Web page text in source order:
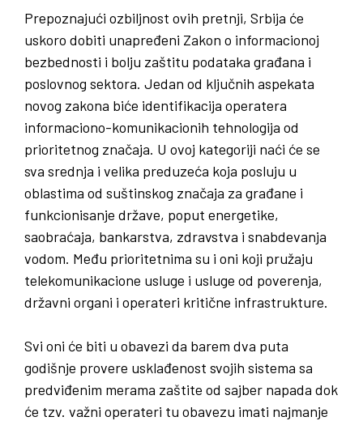
Prepoznajući ozbiljnost ovih pretnji, Srbija će
uskoro dobiti unapređeni Zakon o informacionoj
bezbednosti i bolju zaštitu podataka građana i
poslovnog sektora. Jedan od ključnih aspekata
novog zakona biće identifikacija operatera
informaciono-komunikacionih tehnologija od
prioritetnog značaja. U ovoj kategoriji naći će se
sva srednja i velika preduzeća koja posluju u
oblastima od suštinskog značaja za građane i
funkcionisanje države, poput energetike,
saobraćaja, bankarstva, zdravstva i snabdevanja
vodom. Među prioritetnima su i oni koji pružaju
telekomunikacione usluge i usluge od poverenja,
državni organi i operateri kritične infrastrukture.
Svi oni će biti u obavezi da barem dva puta
godišnje provere usklađenost svojih sistema sa
predviđenim merama zaštite od sajber napada dok
će tzv. važni operateri tu obavezu imati najmanje